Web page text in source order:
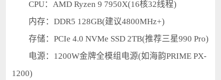
CPU：AMD Ryzen 9 7950X(16核32线程)
内存：DDR5 128GB(建议4800MHz+)
存储：PCIe 4.0 NVMe SSD 2TB(推荐三星990 Pro)
电源：1200W金牌全模组电源(如海韵PRIME PX-
1200)